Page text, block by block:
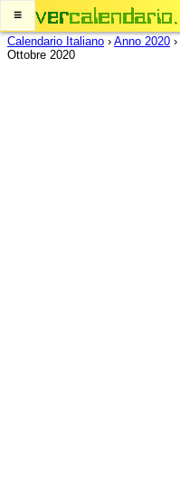
≡
Calendario Italiano › Anno 2020 ›
Ottobre 2020